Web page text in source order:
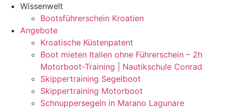
Wissenwelt
Bootsführerschein Kroatien
Angebote
Kroatische Küstenpatent
Boot mieten Italien ohne Führerschein – 2h
Motorboot-Training | Nautikschule Conrad
Skippertraining Segelboot
Skippertraining Motorboot
Schnuppersegeln in Marano Lagunare